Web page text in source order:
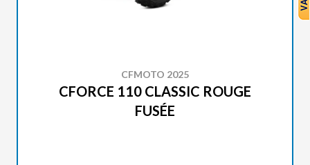
CFMOTO 2025
CFORCE 110 CLASSIC ROUGE
FUSÉE